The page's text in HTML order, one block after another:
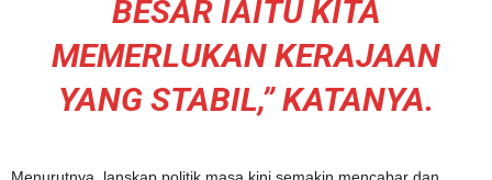
BESAR IAITU KITA
MEMERLUKAN KERAJAAN
YANG STABIL,” KATANYA.